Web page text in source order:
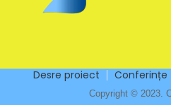
Desre proiect Conferințe
Copyright © 2023.